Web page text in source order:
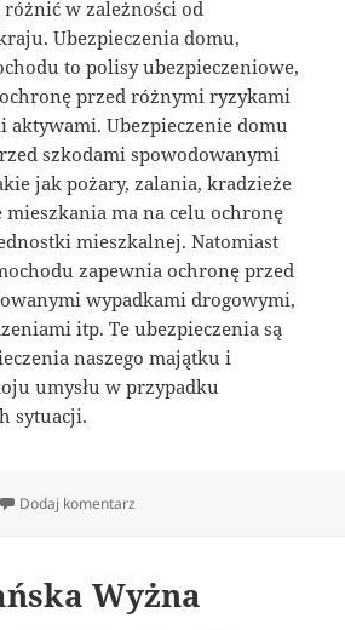
w zależności od
Ubezpieczenia domu,
to polisy ubezpieczeniowe,
przed różnymi ryzykami
aktywami. Ubezpieczenie domu
szkodami spowodowanymi
jak pożary, zalania, kradzieże
mieszkania ma na celu ochronę
mieszkalnej. Natomiast
zapewnia ochronę przed
wypadkami drogowymi,
itp. Te ubezpieczenia są
naszego majątku i
umysłu w przypadku
sytuacji.
Dodaj komentarz
Wyżna